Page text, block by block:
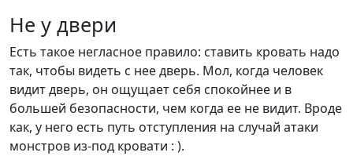
Не у двери
Есть такое негласное правило: ставить кровать надо
так, чтобы видеть с нее дверь. Мол, когда человек
видит дверь, он ощущает себя спокойнее и в
большей безопасности, чем когда ее не видит. Вроде
как, у него есть путь отступления на случай атаки
монстров из-под кровати : ).